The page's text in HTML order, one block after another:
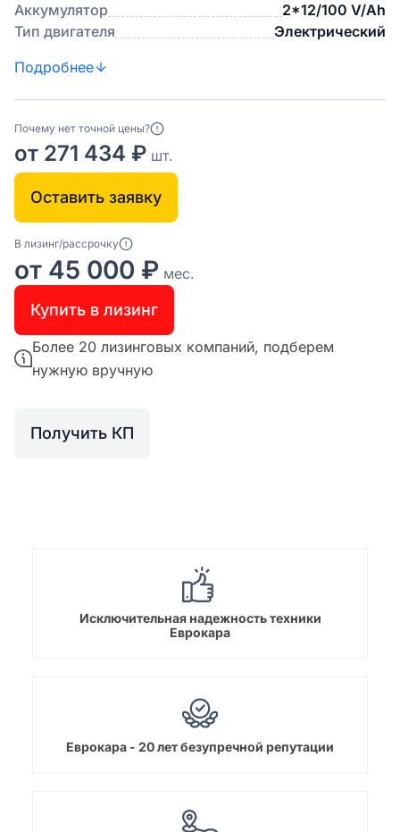
Аккумулятор
2*12/100 V/Ah
Тип двигателя
Электрический
Подробнее
Почему нет точной цены?
от 271 434 ₽ шт.
Оставить заявку
В лизинг/рассрочку
от 45 000 ₽ мес.
Купить в лизинг
Более 20 лизинговых компаний, подберем
нужную вручную
Получить КП
Исключительная надежность техники
Еврокара
Еврокара - 20 лет безупречной репутации